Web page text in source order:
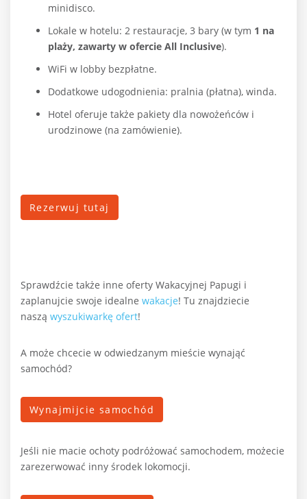
minidisco.
Lokale w hotelu: 2 restauracje, 3 bary (w tym 1 na
plaży, zawarty w ofercie All Inclusive).
WiFi w lobby bezpłatne.
Dodatkowe udogodnienia: pralnia (płatna), winda.
Hotel oferuje także pakiety dla nowożeńców i
urodzinowe (na zamówienie).
Rezerwuj tutaj
Sprawdźcie także inne oferty Wakacyjnej Papugi i
zaplanujcie swoje idealne wakacje! Tu znajdziecie
naszą wyszukiwarkę ofert!
A może chcecie w odwiedzanym mieście wynająć
samochód?
Wynajmijcie samochód
Jeśli nie macie ochoty podróżować samochodem, możecie
zarezerwować inny środek lokomocji.